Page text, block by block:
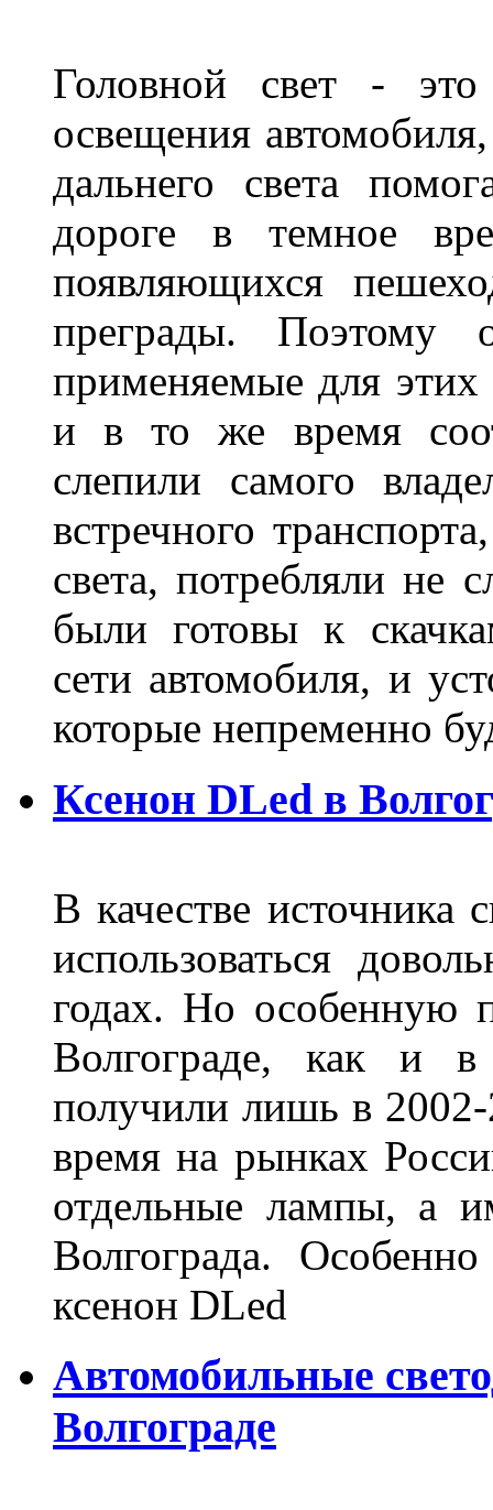
Головной свет -
освещения
дальнего света
дороге в темное
появляющихся
преграды. Поэтому
применяемые для
и в то же время
слепили самого
встречного
света, потребляли не
были готовы к
сети автомобиля, и
которые непременно
Ксенон DLed в
В качестве источника
использоваться
годах. Но особенную
Волгограде, как и
получили лишь в
время на рынках
отдельные лампы, а
Волгограда.
ксенон DLed
Автомобильные
Волгограде